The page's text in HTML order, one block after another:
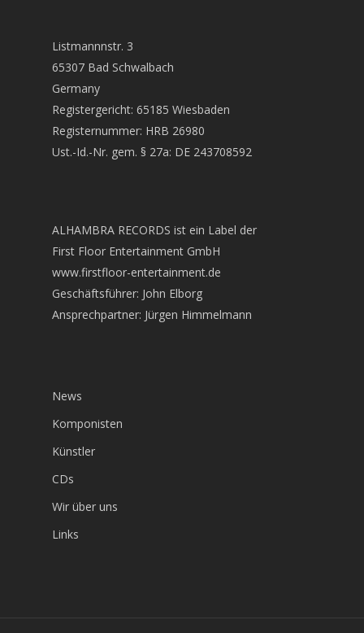
Listmannnstr. 3
65307 Bad Schwalbach
Germany
Registergericht: 65185 Wiesbaden
Registernummer: HRB 26980
Ust.-Id.-Nr. gem. § 27a: DE 243708592
ALHAMBRA RECORDS ist ein Label der
First Floor Entertainment GmbH
www.firstfloor-entertainment.de
Geschäftsführer: John Elborg
Ansprechpartner: Jürgen Himmelmann
News
Komponisten
Künstler
CDs
Wir über uns
Links
Wir über uns
Kontakt